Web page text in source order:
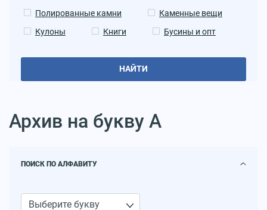
Полированные камни
Каменные вещи
Кулоны
Книги Бусины и опт
НАЙТИ
Архив на букву А
ПОИСК ПО АЛФАВИТУ